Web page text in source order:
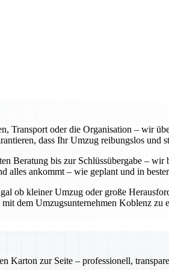
Transport oder die Organisation – wir
dass Ihr Umzug reibungslos und
Beratung bis zur Schlüssübergabe – wir
alles ankommt – wie geplant und in
ob kleiner Umzug oder große
dem Umzugsunternehmen Koblenz zu
Karton zur Seite – professionell,